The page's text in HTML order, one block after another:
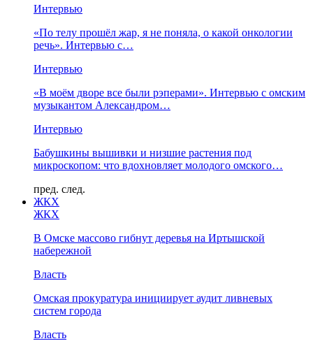
Интервью
«По телу прошёл жар, я не поняла, о какой онкологии
речь». Интервью с…
Интервью
«В моём дворе все были рэперами». Интервью с омским
музыкантом Александром…
Интервью
Бабушкины вышивки и низшие растения под
микроскопом: что вдохновляет молодого омского…
пред. след.
ЖКХ
ЖКХ
В Омске массово гибнут деревья на Иртышской
набережной
Власть
Омская прокуратура инициирует аудит ливневых
систем города
Власть